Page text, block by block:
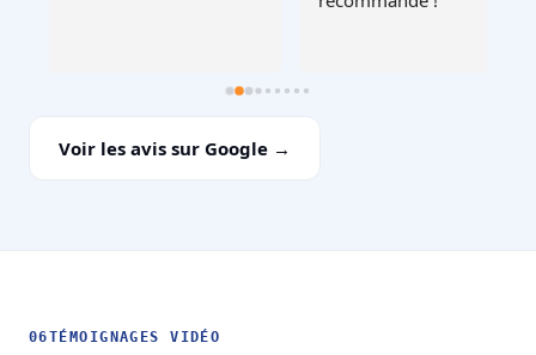
Voir les avis sur Google →
06TÉMOIGNAGES VIDÉO